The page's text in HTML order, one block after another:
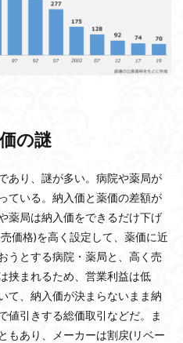
の謎
あり、謎が多い。病院や薬局が
ている。納入価と薬価の差額が
薬局は納入価をできるだけ下げ
価格)を高く設定して、薬価に近
うとする病院・薬局と、高く売
挟まれるため、営業利益は低
て、納入価が決まらないまま納
値引きする総価取引などだ。ま
もあり、メーカーは割戻(リベー